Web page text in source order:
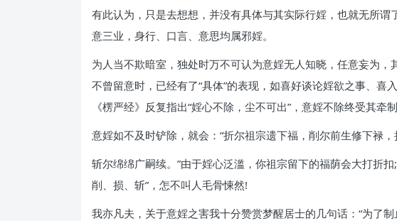
有此认为，只是去想想，并没有具体与其实际行婬，也就无所
意三业，身行、口言、意思均属邪婬。
为人当不欺暗室，独处时万不可认为意婬无人知晓，任意妄为
不曾留意时，已经有了“具体”的表现，如喜好谈论婬欲之事、
《楞严经》反复指出“婬心不除，尘不可出”，意婬不除终受其牵
意婬如不及时铲除，就会：“折尔祖宗遗下福，削尔前生修下禄，
斩尔绵绵广嗣续。”由于婬心泛滥，你祖宗留下的福荫会大打折
削、损、斩”，怎不叫人毛骨悚然!
我亦凡夫，关于意婬之害我十分赞赏梦醒居士的几句话：“为了